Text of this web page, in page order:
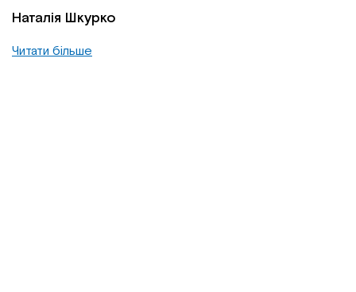
Наталія Шкурко
Читати більше